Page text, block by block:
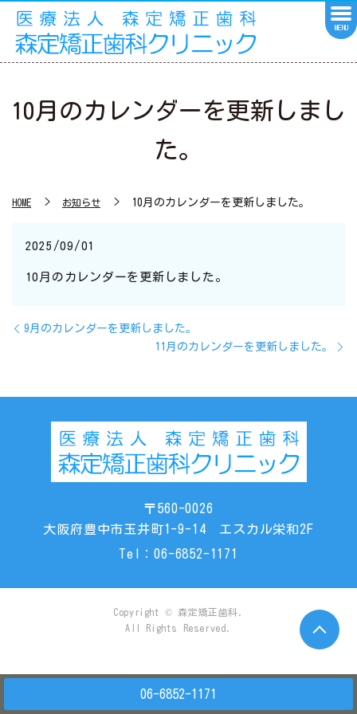
MENU
10月のカレンダーを更新しまし
た。
HOME お知らせ 10月のカレンダーを更新しました。
2025/09/01
10月のカレンダーを更新しました。
9月のカレンダーを更新しました。
11月のカレンダーを更新しました。
06-6852-1171
〒560-0026
大阪府豊中市玉井町1-9-14 エスカル栄和2F
Tel：06-6852-1171
Copyright © 森定矯正歯科.
All Rights Reserved.